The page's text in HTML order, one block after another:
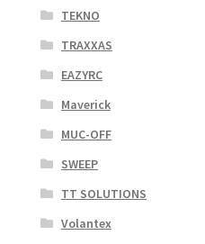
TEKNO
TRAXXAS
EAZYRC
Maverick
MUC-OFF
SWEEP
TT SOLUTIONS
Volantex